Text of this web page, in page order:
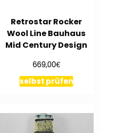
Retrostar Rocker
Wool Line Bauhaus
Mid Century Design
669,00€
selbst prüfen